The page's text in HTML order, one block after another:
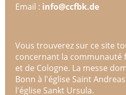
Email : info@ccfbk.de
Vous trouverez sur ce site
concernant la communauté
et de Cologne. La messe
Bonn à l'église Saint
l'église Sankt Ursula.